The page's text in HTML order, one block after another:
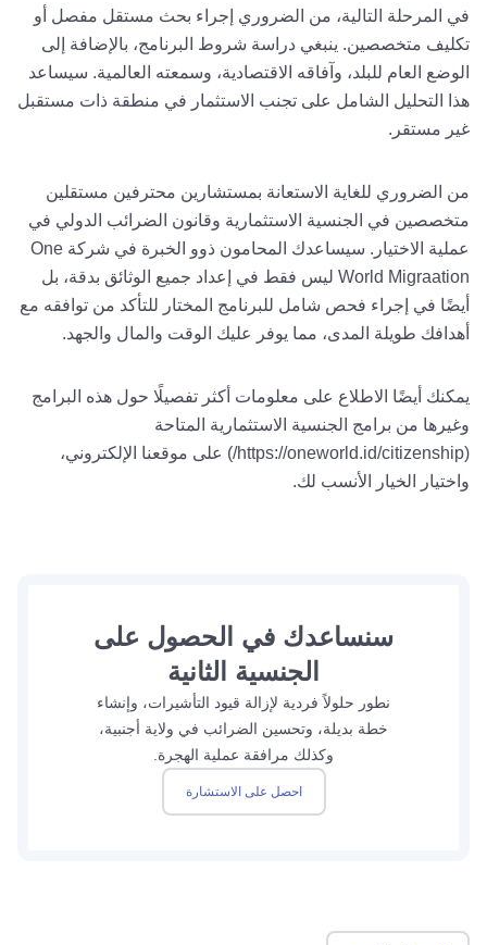
في المرحلة التالية، من الضروري إجراء بحث مستقل مفصل أو
تكليف متخصصين. ينبغي دراسة شروط البرنامج، بالإضافة إلى
الوضع العام للبلد، وآفاقه الاقتصادية، وسمعته العالمية. سيساعد
هذا التحليل الشامل على تجنب الاستثمار في منطقة ذات مستقبل
غير مستقر.
من الضروري للغاية الاستعانة بمستشارين محترفين مستقلين
متخصصين في الجنسية الاستثمارية وقانون الضرائب الدولي في
عملية الاختيار. سيساعدك المحامون ذوو الخبرة في شركة One
World Migraation ليس فقط في إعداد جميع الوثائق بدقة، بل
أيضًا في إجراء فحص شامل للبرنامج المختار للتأكد من توافقه مع
أهدافك طويلة المدى، مما يوفر عليك الوقت والمال والجهد.
يمكنك أيضًا الاطلاع على معلومات أكثر تفصيلًا حول هذه البرامج
وغيرها من برامج الجنسية الاستثمارية المتاحة
(https://oneworld.id/citizenship/) على موقعنا الإلكتروني،
واختيار الخيار الأنسب لك.
سنساعدك في الحصول على
الجنسية الثانية
نطور حلولاً فردية لإزالة قيود التأشيرات، وإنشاء
خطة بديلة، وتحسين الضرائب في ولاية أجنبية،
وكذلك مرافقة عملية الهجرة.
احصل على الاستشارة